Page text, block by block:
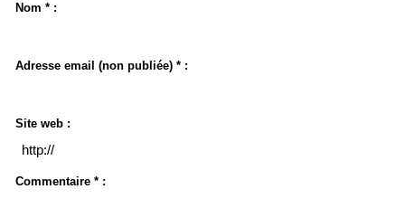
Nom * :
Adresse email (non publiée) * :
Site web :
Commentaire * :